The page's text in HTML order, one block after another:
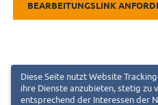
BEARBEITUNGSLINK
Diese Seite nutzt Website
ihre Dienste anzubieten, stetig zu
entsprechend der Interessen der